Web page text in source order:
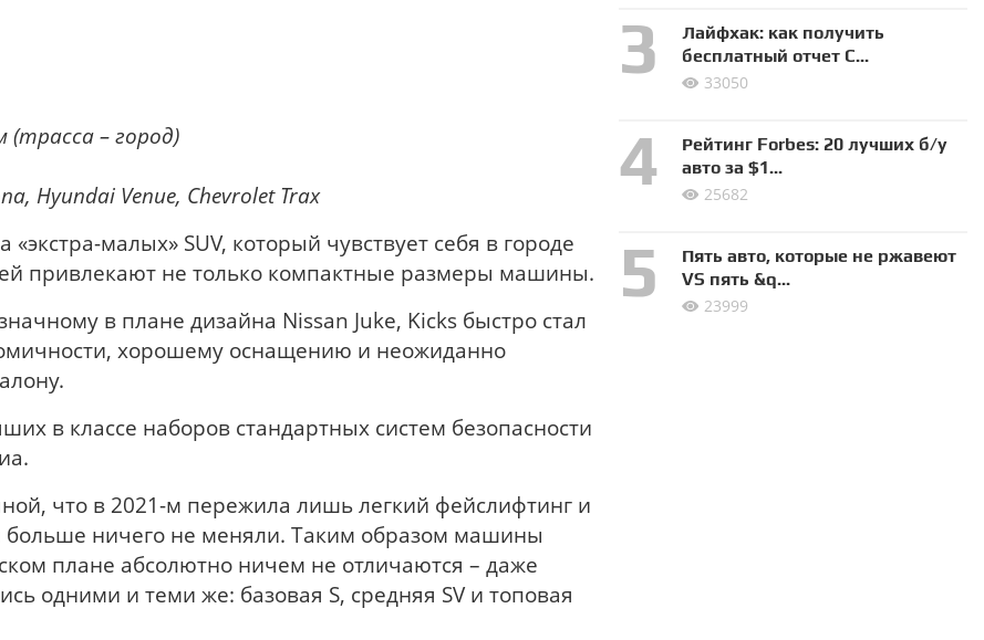
(трасса – город)
, Hyundai Venue, Chevrolet Trax
малых» SUV, который чувствует себя в городе
привлекают не только компактные размеры машины.
в плане дизайна Nissan Juke, Kicks быстро стал
хорошему оснащению и неожиданно
в классе наборов стандартных систем безопасности
что в 2021-м пережила лишь легкий фейслифтинг и
ничего не меняли. Таким образом машины
плане абсолютно ничем не отличаются – даже
одними и теми же: базовая S, средняя SV и топовая
Лайфхак: как получить
бесплатный отчет C...
33050
Рейтинг Forbes: 20 лучших б/у
авто за $1...
25682
Пять авто, которые не ржавеют
VS пять &q...
23999